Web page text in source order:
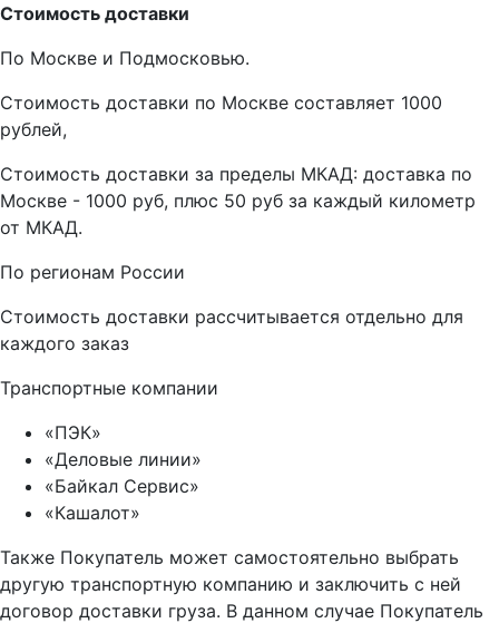
Стоимость доставки
По Москве и Подмосковью.
Стоимость доставки по Москве составляет 1000
рублей,
Стоимость доставки за пределы МКАД: доставка по
Москве - 1000 руб, плюс 50 руб за каждый километр
от МКАД.
По регионам России
Стоимость доставки рассчитывается отдельно для
каждого заказ
Транспортные компании
«ПЭК»
«Деловые линии»
«Байкал Сервис»
«Кашалот»
Также Покупатель может самостоятельно выбрать
другую транспортную компанию и заключить с ней
договор доставки груза. В данном случае Покупатель